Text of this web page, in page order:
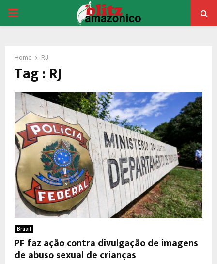
PRIMARY
Home RJ
Tag : RJ
Brasil
PF faz ação contra divulgação de imagens
de abuso sexual de crianças